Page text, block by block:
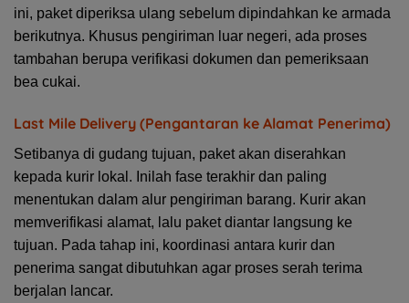
ini, paket diperiksa ulang sebelum dipindahkan ke armada
berikutnya. Khusus pengiriman luar negeri, ada proses
tambahan berupa verifikasi dokumen dan pemeriksaan
bea cukai.
Last Mile Delivery (Pengantaran ke Alamat Penerima)
Setibanya di gudang tujuan, paket akan diserahkan
kepada kurir lokal. Inilah fase terakhir dan paling
menentukan dalam alur pengiriman barang. Kurir akan
memverifikasi alamat, lalu paket diantar langsung ke
tujuan. Pada tahap ini, koordinasi antara kurir dan
penerima sangat dibutuhkan agar proses serah terima
berjalan lancar.